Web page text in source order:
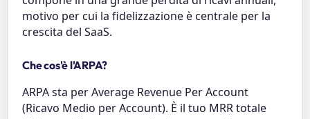
motivo per cui la fidelizzazione è centrale per la
crescita del SaaS.
Che cos'è l'ARPA?
ARPA sta per Average Revenue Per Account
(Ricavo Medio per Account). È il tuo MRR totale